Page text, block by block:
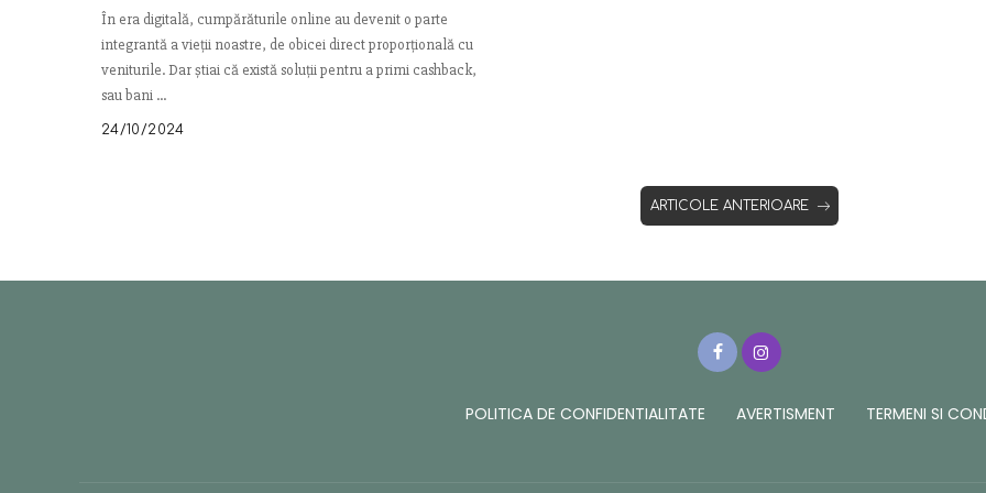
În era digitală, cumpărăturile online au devenit o parte
integrantă a vieții noastre, de obicei direct proporțională cu
veniturile. Dar știai că există soluții pentru a primi cashback,
sau bani ...
24/10/2024
ARTICOLE ANTERIOARE
POLITICA DE CONFIDENTIALITATE AVERTISMENT TERMENI SI